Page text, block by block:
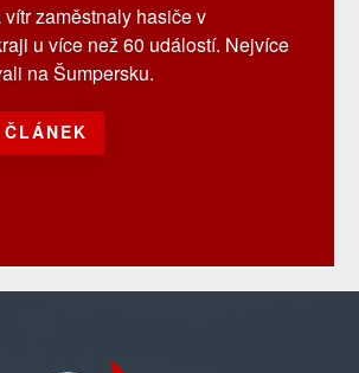
zaměstnaly hasiče v
u více než 60 událostí. Nejvíce
na Šumpersku.